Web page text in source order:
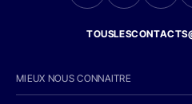
MIEUX NOUS CONNAITRE